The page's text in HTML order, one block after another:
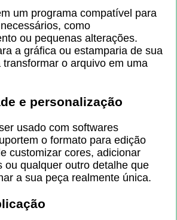
um programa compatível para
como
ou pequenas alterações.
a gráfica ou estamparia de sua
transformar o arquivo em uma
e personalização
usado com softwares
o formato para edição
customizar cores, adicionar
ou qualquer outro detalhe que
a sua peça realmente única.